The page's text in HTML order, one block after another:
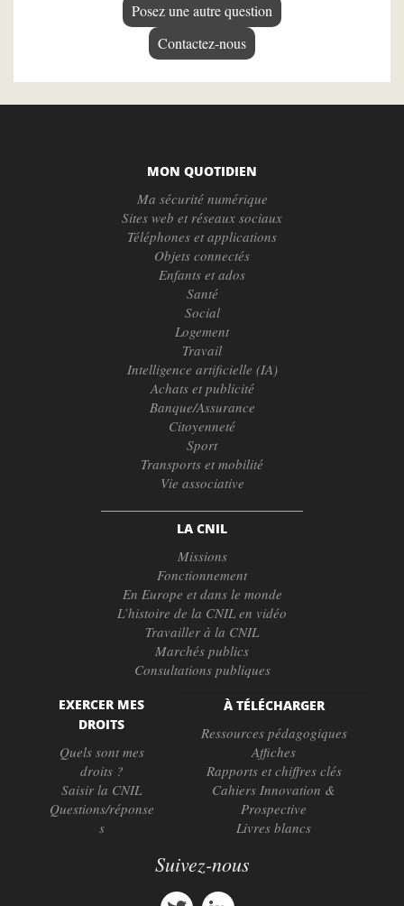
Posez une autre question
Contactez-nous
MON QUOTIDIEN
Ma sécurité numérique
Sites web et réseaux sociaux
Téléphones et applications
Objets connectés
Enfants et ados
Santé
Social
Logement
Travail
Intelligence artificielle (IA)
Achats et publicité
Banque/Assurance
Citoyenneté
Sport
Transports et mobilité
Vie associative
LA CNIL
Missions
Fonctionnement
En Europe et dans le monde
L’histoire de la CNIL en vidéo
Travailler à la CNIL
Marchés publics
Consultations publiques
EXERCER MES
DROITS
Quels sont mes
droits ?
Saisir la CNIL
Questions/réponse
s
À TÉLÉCHARGER
Ressources pédagogiques
Affiches
Rapports et chiffres clés
Cahiers Innovation &
Prospective
Livres blancs
Suivez-nous